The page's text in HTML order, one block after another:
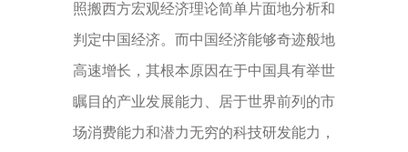
照搬西方宏观经济理论简单片面地分析和
判定中国经济。而中国经济能够奇迹般地
高速增长，其根本原因在于中国具有举世
瞩目的产业发展能力、居于世界前列的市
场消费能力和潜力无穷的科技研发能力，